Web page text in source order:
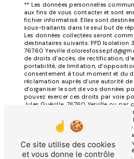
** Les données personnelles
aux fins de vous contacter et sont
fichier informatisé. Elles sont
sous-traitants dans le seul but de
Les données collectées seront
destinataires suivants: PFD Isolation
76760 Yerville
de droits d’accès, de rectification,
portabilité, de limitation,
consentement à tout moment et du
réclamation auprès d’une autorité
d’organiser le sort de vos données
pouvez exercer ces droits par voie
Jules Guéville, 76760 Yerville ou par
l'adresse
d'identité pourra vous être
données pendant la période de
pendant la durée de prescription
et de gestion des contentieux. Vous
inscrire sur la liste d'opposition au
Ce site utilise des cookies
et vous donne le contrôle